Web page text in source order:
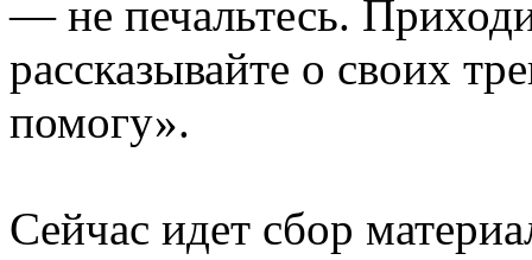
— не печальтесь.
рассказывайте о своих
помогу».
Сейчас идет сбор